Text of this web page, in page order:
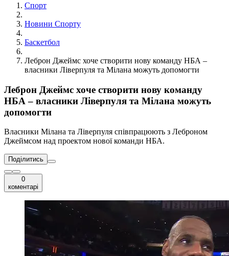
Спорт
Новини Спорту
Баскетбол
Леброн Джеймс хоче створити нову команду НБА –
власники Ліверпуля та Мілана можуть допомогти
Леброн Джеймс хоче створити нову команду
НБА – власники Ліверпуля та Мілана можуть
допомогти
Власники Мілана та Ліверпуля співпрацюють з Леброном
Джеймсом над проектом нової команди НБА.
Поділитись
0
коментарі